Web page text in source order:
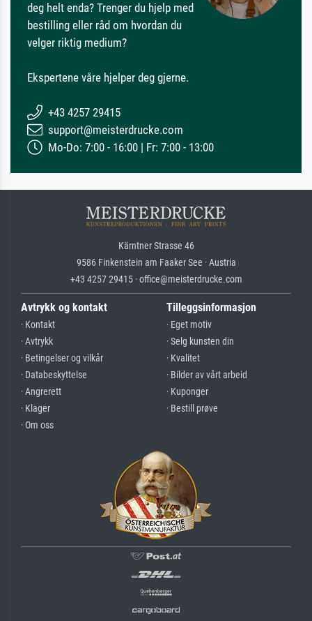
deg helt enda? Trenger du hjelp med
bestilling eller råd om hvordan du
velger riktig medium?
Ekspertene våre hjelper deg gjerne.
+43 4257 29415
support@meisterdrucke.com
Mo-Do: 7:00 - 16:00 | Fr: 7:00 - 13:00
Kärntner Strasse 46
9586 Finkenstein am Faaker See · Austria
+43 4257 29415 · office@meisterdrucke.com
Avtrykk og kontakt
· Kontakt
· Avtrykk
· Betingelser og vilkår
· Databeskyttelse
· Angrerett
· Klager
· Om oss
Tilleggsinformasjon
· Eget motiv
· Selg kunsten din
· Kvalitet
· Bilder av vårt arbeid
· Kuponger
· Bestill prøve